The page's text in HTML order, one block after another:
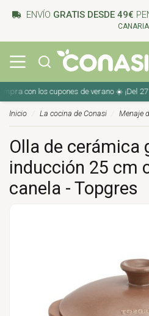
ENVÍO GRATIS DESDE 49€
con los cupones de verano ☀️ ¡Del 27
Inicio La cocina de Conasi Menaje
Olla de cerámica
inducción 25 cm
canela - Topgres